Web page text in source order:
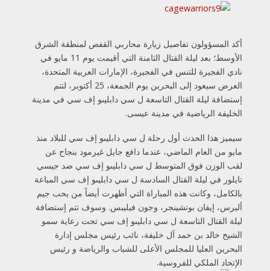
أكد المسؤولون تفاصيل زيارة محاربي القفص لمنطقة الشرق
الأوسط؛ بعد ليلة القتال الثامنة التي أقيمت يوم 11 مايو في
نادي الفجيرة للتنس في الفجيرة، الإمارات العربية المتحدة،
العرض سيعود إلى البحرين يوم الجمعة، 25 أكتوبر، لتتم
إستضافة ليلة القتال التاسعة ل سي دابليىو إف سي في مدينة
الخليفة الرياضية في مدينة عيسى.
سيميز هذا الحدث أول رحلة ل سي دابليىو إف سي للبلاد منذ
مايو من العام الماضي، عندما دافع جايل غيرمود بنجاح عن
لقب الوزن فوق المتوسط ل سي دابليىو إف سي ضد جيسي
تايلور في ليلة القتال السادسة ل سي دابليىو إف سي المباعة
بالكامل، وكانت هذه المباراة التي أظهرت أيضاً من يحب جيم
أليرس، إيفان بوتشينجر، وجون فيليبس. وسوف تتم إستضافة
ليلة القتال التاسعة ل سي دابليىو إف سي تحت رعاية سمو
الشيخ خالد بن حمد آل خليفة، نائب رئيس مجلس إدارة
البحرين العليا للمجلس الأعلى للشباب والرياضة و رئيس
الإتحاد الملكي للفروسية.